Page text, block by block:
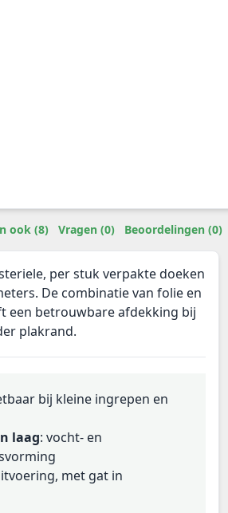
ook (8) Vragen (0) Beoordelingen (0)
per stuk verpakte doeken
De combinatie van folie en
een betrouwbare afdekking bij
plakrand.
bij kleine ingrepen en
laag: vocht- en
met gat in